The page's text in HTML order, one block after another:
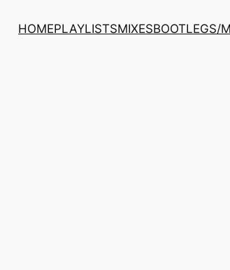
HOMEPLAYLISTSMIXESBOOTLEGS/